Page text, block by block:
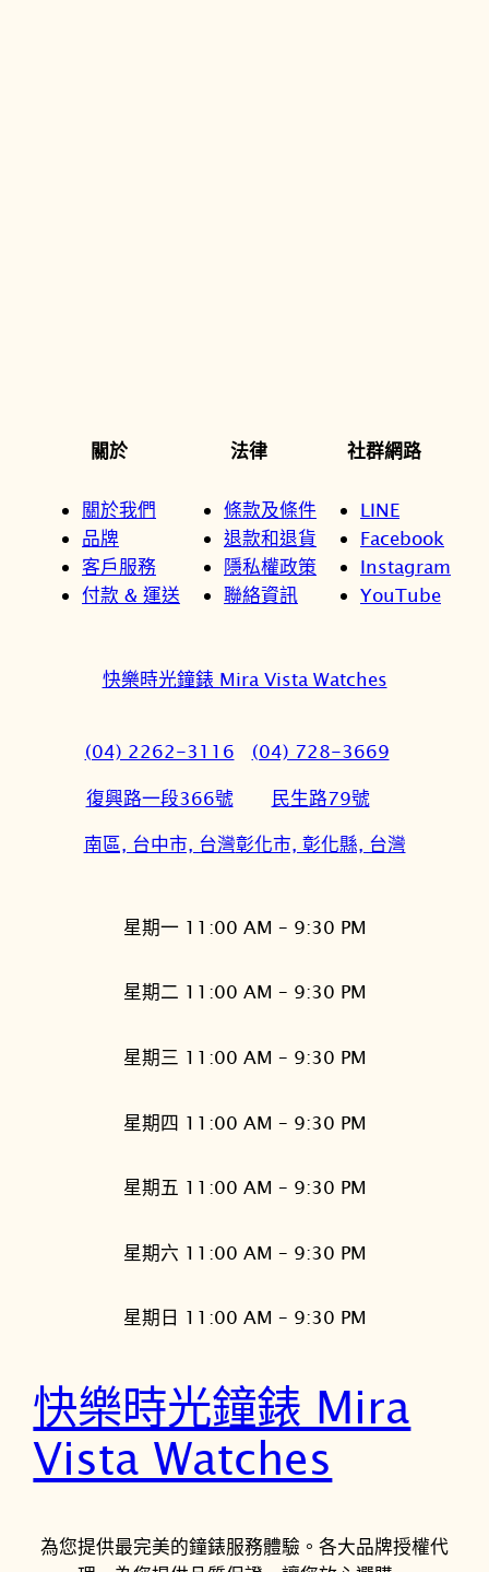
關於
關於我們
品牌
客戶服務
付款 & 運送
法律
條款及條件
退款和退貨
隱私權政策
聯絡資訊
社群網路
LINE
Facebook
Instagram
YouTube
快樂時光鐘錶 Mira Vista Watches
(04) 2262-3116
復興路一段366號
南區, 台中市, 台灣
(04) 728-3669
民生路79號
彰化市, 彰化縣, 台灣
星期一 11:00 AM – 9:30 PM
星期二 11:00 AM – 9:30 PM
星期三 11:00 AM – 9:30 PM
星期四 11:00 AM – 9:30 PM
星期五 11:00 AM – 9:30 PM
星期六 11:00 AM – 9:30 PM
星期日 11:00 AM – 9:30 PM
快樂時光鐘錶 Mira
Vista Watches
為您提供最完美的鐘錶服務體驗。各大品牌授權代